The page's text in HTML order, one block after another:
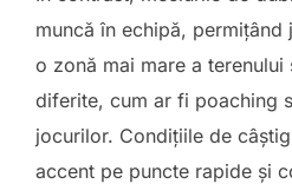
muncă în echipă,
o zonă mai mare a
diferite, cum ar fi poaching
jocurilor. Condițiile de
accent pe puncte rapide și